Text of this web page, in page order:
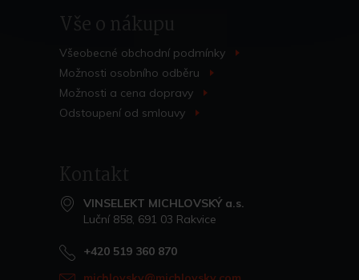
Do košíku
Vše o nákupu
Všeobecné obchodní podmínky
Možnosti osobního odběru
Možnosti a cena dopravy
Odstoupení od smlouvy
Kontakt
VINSELEKT MICHLOVSKÝ a.s.
Luční 858, 691 03 Rakvice
+420 519 360 870